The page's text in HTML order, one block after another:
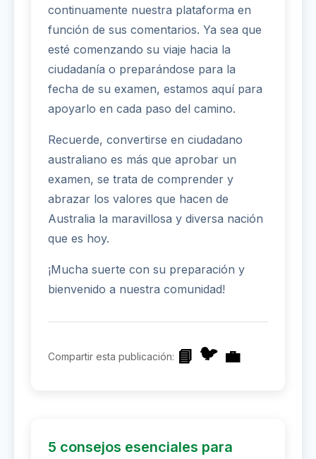
continuamente nuestra plataforma en
función de sus comentarios. Ya sea que
esté comenzando su viaje hacia la
ciudadanía o preparándose para la
fecha de su examen, estamos aquí para
apoyarlo en cada paso del camino.
Recuerde, convertirse en ciudadano
australiano es más que aprobar un
examen, se trata de comprender y
abrazar los valores que hacen de
Australia la maravillosa y diversa nación
que es hoy.
¡Mucha suerte con su preparación y
bienvenido a nuestra comunidad!
Compartir esta publicación: 📘 🐦 💼
5 consejos esenciales para